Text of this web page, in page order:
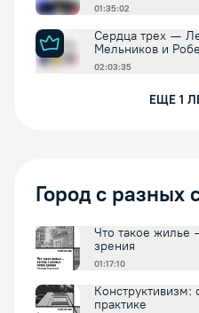
01:35:02
Сердца трех —
Мельников и
02:03:35
ЕЩЕ 1
Город с разных
Что такое жилье
зрения
01:17:10
Конструктивизм:
практике